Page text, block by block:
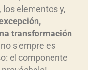
los elementos y,
transformación
no siempre es
el componente